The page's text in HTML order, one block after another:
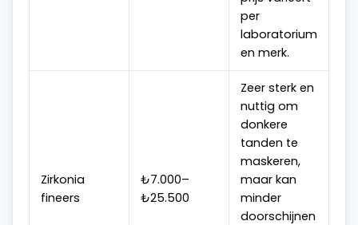
per
laboratorium
en merk.
Zirkonia
fineers
₺7.000–
₺25.500
Zeer sterk en
nuttig om
donkere
tanden te
maskeren,
maar kan
minder
doorschijnen